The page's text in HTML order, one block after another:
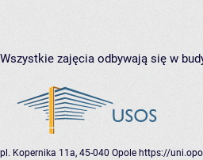
Wszystkie zajęcia odbywają się w
pl. Kopernika 11a, 45-040 Opole https://